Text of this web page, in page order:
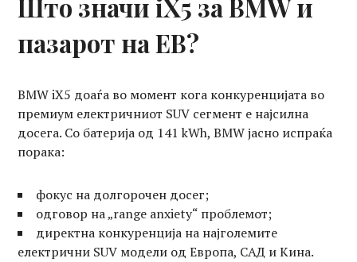
Што значи iX5 за BMW и
пазарот на ЕВ?
BMW iX5 доаѓа во момент кога конкуренцијата во
премиум електричниот SUV сегмент е најсилна
досега. Со батерија од 141 kWh, BMW јасно испраќа
порака:
фокус на долгорочен досег;
одговор на „range anxiety“ проблемот;
директна конкуренција на најголемите
електрични SUV модели од Европа, САД и Кина.